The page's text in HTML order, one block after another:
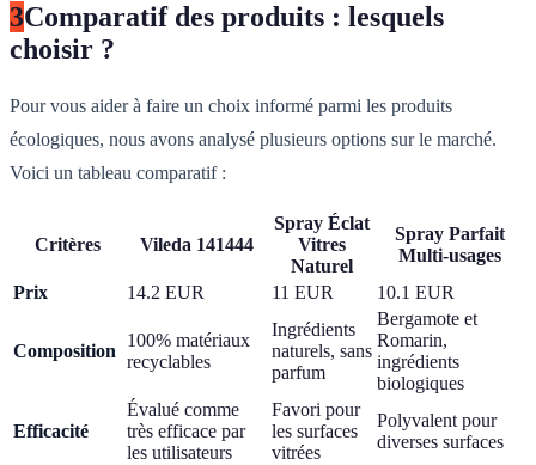
3Comparatif des produits : lesquels
choisir ?
Pour vous aider à faire un choix informé parmi les produits
écologiques, nous avons analysé plusieurs options sur le marché.
Voici un tableau comparatif :
Critères Vileda 141444
Spray Éclat
Vitres
Naturel
Spray Parfait
Multi-usages
Prix
14.2 EUR 11 EUR 10.1 EUR
Composition
100% matériaux
recyclables
Ingrédients
naturels, sans
parfum
Bergamote et
Romarin,
ingrédients
biologiques
Efficacité
Évalué comme
très efficace par
les utilisateurs
Favori pour
les surfaces
vitrées
Polyvalent pour
diverses surfaces